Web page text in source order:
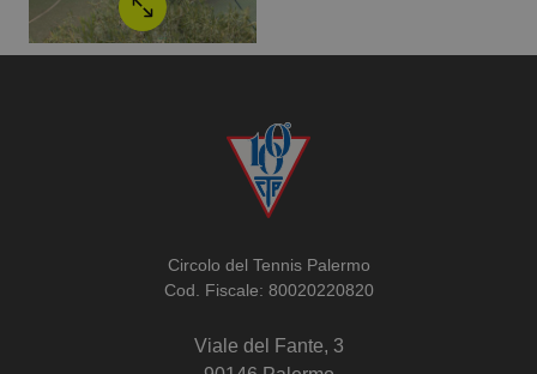
Circolo del Tennis Palermo
Cod. Fiscale: 80020220820
Viale del Fante, 3